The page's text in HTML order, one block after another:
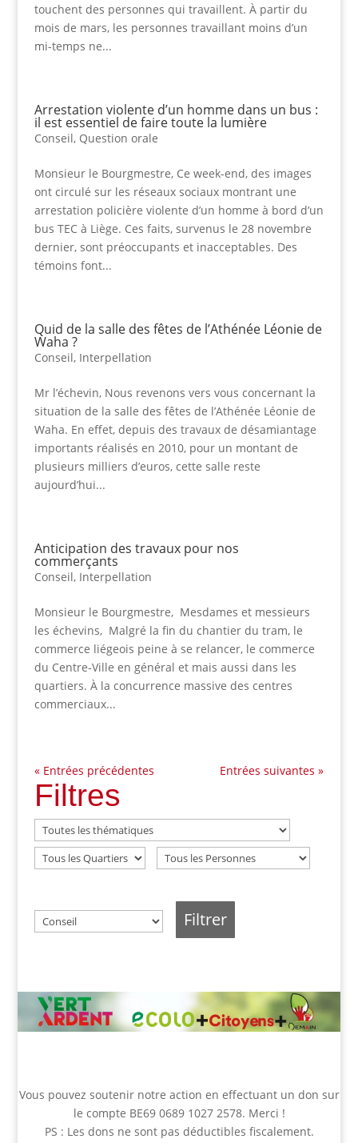
touchent des personnes qui travaillent. À partir du
mois de mars, les personnes travaillant moins d’un
mi-temps ne...
Arrestation violente d’un homme dans un bus :
il est essentiel de faire toute la lumière
Conseil, Question orale
Monsieur le Bourgmestre, Ce week-end, des images
ont circulé sur les réseaux sociaux montrant une
arrestation policière violente d’un homme à bord d’un
bus TEC à Liège. Ces faits, survenus le 28 novembre
dernier, sont préoccupants et inacceptables. Des
témoins font...
Quid de la salle des fêtes de l’Athénée Léonie de
Waha ?
Conseil, Interpellation
Mr l’échevin, Nous revenons vers vous concernant la
situation de la salle des fêtes de l’Athénée Léonie de
Waha. En effet, depuis des travaux de désamiantage
importants réalisés en 2010, pour un montant de
plusieurs milliers d’euros, cette salle reste
aujourd’hui...
Anticipation des travaux pour nos
commerçants
Conseil, Interpellation
Monsieur le Bourgmestre, Mesdames et messieurs
les échevins, Malgré la fin du chantier du tram, le
commerce liégeois peine à se relancer, le commerce
du Centre-Ville en général et mais aussi dans les
quartiers. À la concurrence massive des centres
commerciaux...
« Entrées précédentes Entrées suivantes »
Filtres
Vous pouvez soutenir notre action en effectuant un don sur
le compte BE69 0689 1027 2578. Merci !
PS : Les dons ne sont pas déductibles fiscalement.